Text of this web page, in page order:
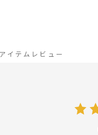
アイテムレビュー